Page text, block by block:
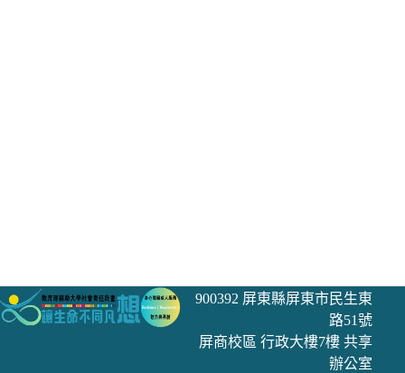
900392 屏東縣屏東市民生東
路51號
屏商校區 行政大樓7樓 共享
辦公室